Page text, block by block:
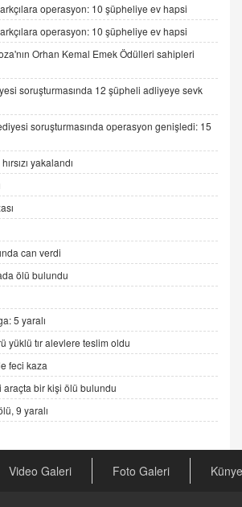
10:11
AKÖL
13:00
AKÖL
Yüzüne Vurulan Şamar:
12:30
ASLAN
Ne, Algı Ne? "Beraber Yürüyoruz"
Peşinden
12:45
MENEKŞE
Yolu
12:56
ÖZKALE
Dava Açmadan Önce
Başvuru Şartı
yapısıyla Suriye
operasyon: 10 şüpheliye ev hapsi
operasyon: 10 şüpheliye ev hapsi
Orhan Kemal Emek Ödülleri sahipleri
soruşturmasında 12 şüpheli adliyeye sevk
soruşturmasında operasyon genişledi: 15
yakalandı
can verdi
ölü bulundu
5 yaralı
yüklü tır alevlere teslim oldu
feci kaza
araçta bir kişi ölü bulundu
9 yaralı
Video Galeri Foto Galeri Künye